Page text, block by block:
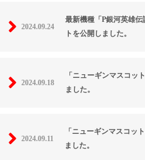
2024.09.24
最新機種「P銀河英雄伝
トを公開しました。
2024.09.18
「ニューギンマスコッ
ました。
2024.09.11
「ニューギンマスコッ
ました。